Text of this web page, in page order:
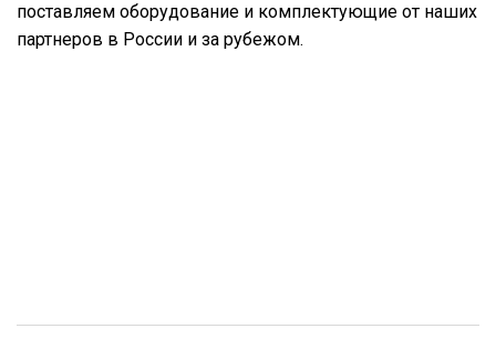
поставляем оборудование и комплектующие от наших
партнеров в России и за рубежом.